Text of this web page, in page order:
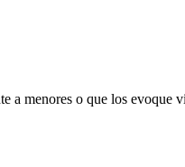
a menores o que los